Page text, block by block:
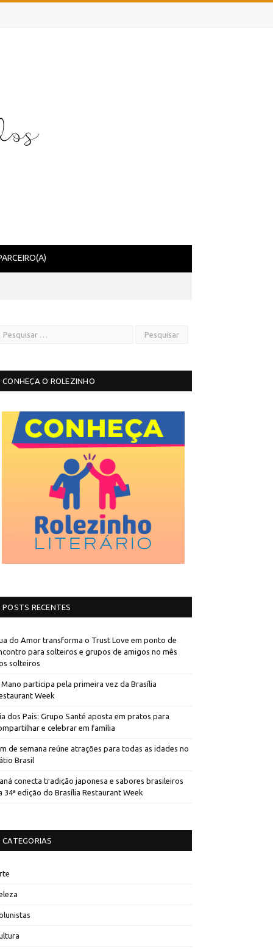
CONHEÇA O ROLEZINHO
POSTS RECENTES
do Amor transforma o Trust Love em ponto de
para solteiros e grupos de amigos no mês
solteiros
Mano participa pela primeira vez da Brasília
Week
dos Pais: Grupo Santé aposta em pratos para
e celebrar em família
de semana reúne atrações para todas as idades no
Brasil
conecta tradição japonesa e sabores brasileiros
34ª edição do Brasília Restaurant Week
CATEGORIAS